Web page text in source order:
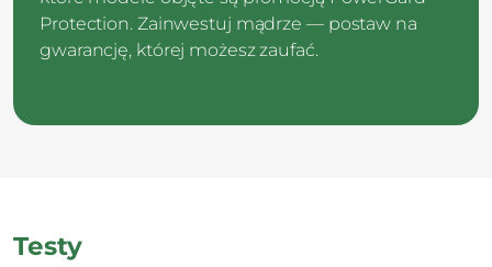
Protection. Zainwestuj mądrze — postaw na
gwarancję, której możesz zaufać.
Testy